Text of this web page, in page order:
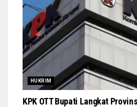
HUKRIM
KPK OTT Bupati Langkat